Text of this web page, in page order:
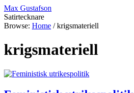
Max Gustafson
Satirtecknare
Browse: Home / krigsmateriell
krigsmateriell